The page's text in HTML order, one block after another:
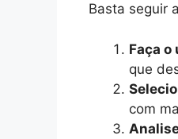
Basta seguir
Faça o
que
com